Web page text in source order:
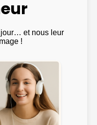
jour… et nous leur
!